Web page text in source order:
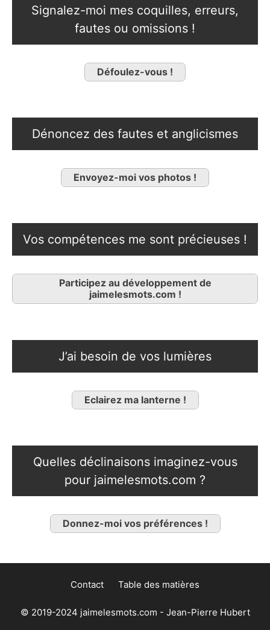
Signalez-moi mes coquilles, erreurs,
fautes ou omissions !
Défoulez-vous !
Dénoncez des fautes et anglicismes
Envoyez-moi vos photos !
Vos compétences me sont précieuses !
Participez au développement de
jaimelesmots.com !
J’ai besoin de vos lumières
Eclairez ma lanterne !
Quelles déclinaisons imaginez-vous
pour jaimelesmots.com ?
Donnez-moi vos préférences !
Contact Table des matières
© 2019-2024 jaimelesmots.com - Jean-Pierre Hubert